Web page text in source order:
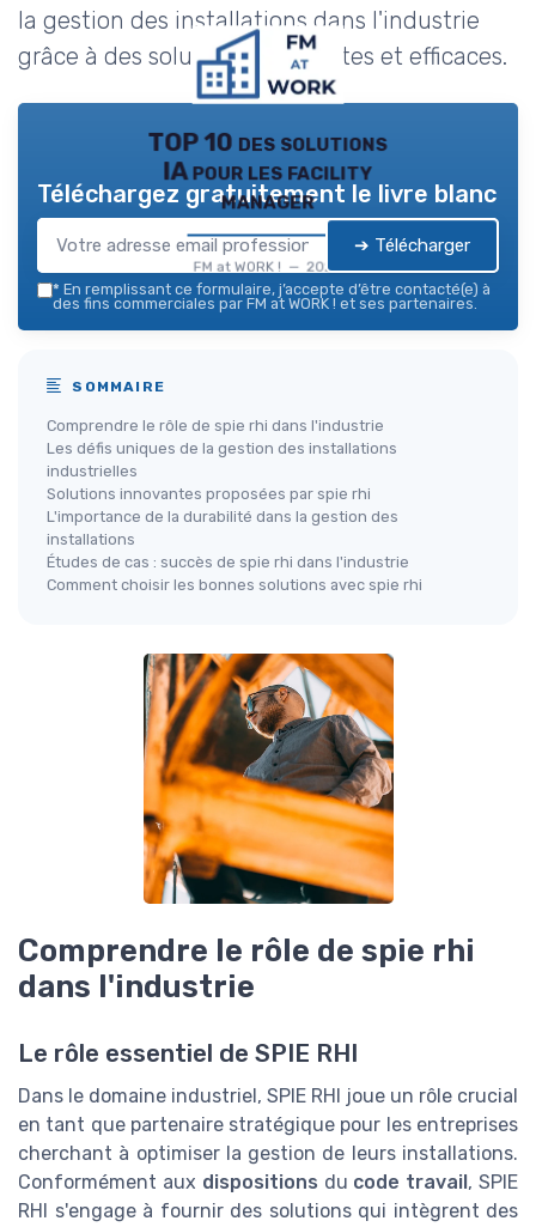
la gestion des installations dans l'industrie
grâce à des solutions innovantes et efficaces.
TOP 10 des solutions
IA pour les facility
manager
FM at WORK ! — 2026
Téléchargez gratuitement le livre blanc
➔ Télécharger
* En remplissant ce formulaire, j’accepte d’être contacté(e) à
des fins commerciales par FM at WORK ! et ses partenaires.
SOMMAIRE
Comprendre le rôle de spie rhi dans l'industrie
Les défis uniques de la gestion des installations
industrielles
Solutions innovantes proposées par spie rhi
L'importance de la durabilité dans la gestion des
installations
Études de cas : succès de spie rhi dans l'industrie
Comment choisir les bonnes solutions avec spie rhi
Comprendre le rôle de spie rhi
dans l'industrie
Le rôle essentiel de SPIE RHI
Dans le domaine industriel, SPIE RHI joue un rôle crucial
en tant que partenaire stratégique pour les entreprises
cherchant à optimiser la gestion de leurs installations.
Conformément aux dispositions du code travail, SPIE
RHI s'engage à fournir des solutions qui intègrent des